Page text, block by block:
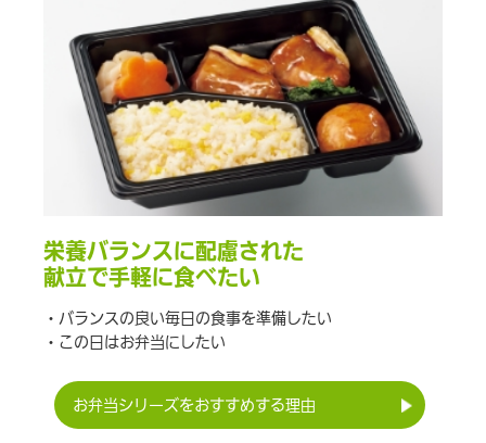
栄養バランスに配慮された
献立で手軽に食べたい
・バランスの良い毎日の食事を準備したい
・この日はお弁当にしたい
お弁当シリーズをおすすめする理由